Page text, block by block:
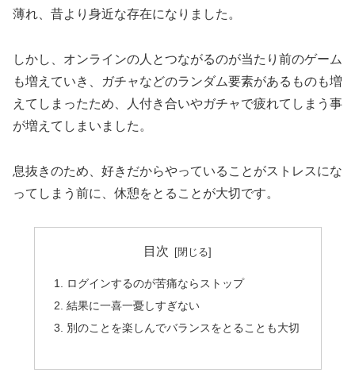
薄れ、昔より身近な存在になりました。
しかし、オンラインの人とつながるのが当たり前のゲーム
も増えていき、ガチャなどのランダム要素があるものも増
えてしまったため、人付き合いやガチャで疲れてしまう事
が増えてしまいました。
息抜きのため、好きだからやっていることがストレスにな
ってしまう前に、休憩をとることが大切です。
目次
ログインするのが苦痛ならストップ
結果に一喜一憂しすぎない
別のことを楽しんでバランスをとることも大切